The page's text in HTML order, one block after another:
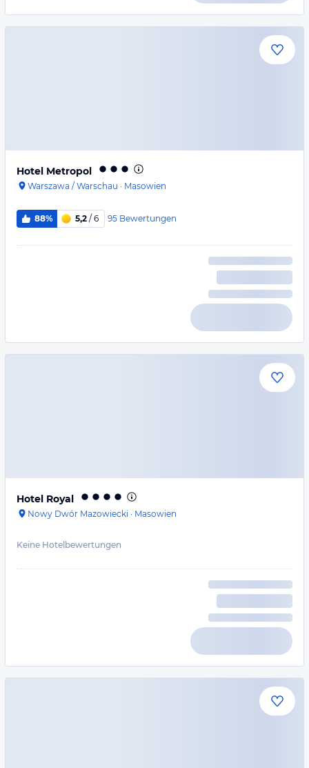
Hotel Metropol
Warszawa / Warschau · Masowien
88% 5,2 / 6 95 Bewertungen
Hotel Royal
Nowy Dwór Mazowiecki · Masowien
Keine Hotelbewertungen